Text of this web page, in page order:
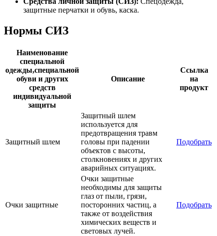
защитные перчатки и обувь, каска.
Нормы СИЗ
Наименование
специальной
одежды,специальной
обуви и других
средств
индивидуальной
защиты
Описание
Ссылка
на
продукт
Защитный шлем
Защитный шлем
используется для
предотвращения травм
головы при падении
объектов с высоты,
столкновениях и других
аварийных ситуациях.
Подобрать
Очки защитные
Очки защитные
необходимы для защиты
глаз от пыли, грязи,
посторонних частиц, а
также от воздействия
химических веществ и
световых лучей.
Подобрать